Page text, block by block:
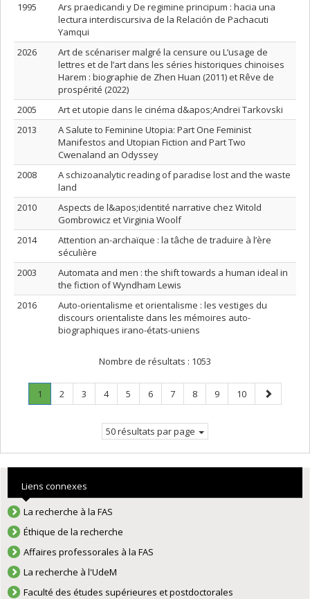
1995
Ars praedicandi y De regimine principum : hacia una
lectura interdiscursiva de la Relación de Pachacuti
Yamqui
2026
Art de scénariser malgré la censure ou L’usage de
lettres et de l’art dans les séries historiques chinoises
Harem : biographie de Zhen Huan (2011) et Rêve de
prospérité (2022)
2005
Art et utopie dans le cinéma d&apos;Andreï Tarkovski
2013
A Salute to Feminine Utopia: Part One Feminist
Manifestos and Utopian Fiction and Part Two
Cwenaland an Odyssey
2008
A schizoanalytic reading of paradise lost and the waste
land
2010
Aspects de l&apos;identité narrative chez Witold
Gombrowicz et Virginia Woolf
2014
Attention an-archaïque : la tâche de traduire à l’ère
séculière
2003
Automata and men : the shift towards a human ideal in
the fiction of Wyndham Lewis
2016
Auto-orientalisme et orientalisme : les vestiges du
discours orientaliste dans les mémoires auto-
biographiques irano-états-uniens
Nombre de résultats : 1053
Page
1
Page
Page
2 Page
3 Page
4 Page
5 Page
6 Page
7 Page
8 Page
9 Page
10
Page
suivante
50 résultats par page
Liens connexes
La recherche à la FAS
Éthique de la recherche
Affaires professorales à la FAS
La recherche à l'UdeM
Faculté des études supérieures et postdoctorales